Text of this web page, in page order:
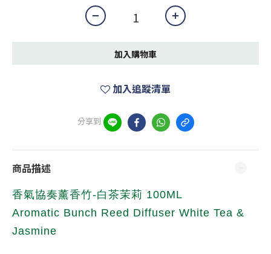
加入購物車
加入追蹤清單
分享到
商品描述
香氣協奏薰香竹-白茶茉莉 100ML
Aromatic Bunch Reed Diffuser White Tea &
Jasmine